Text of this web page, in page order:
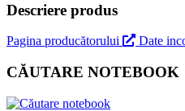
Descriere produs
Pagina producătorului Date
CĂUTARE NOTEBOOK